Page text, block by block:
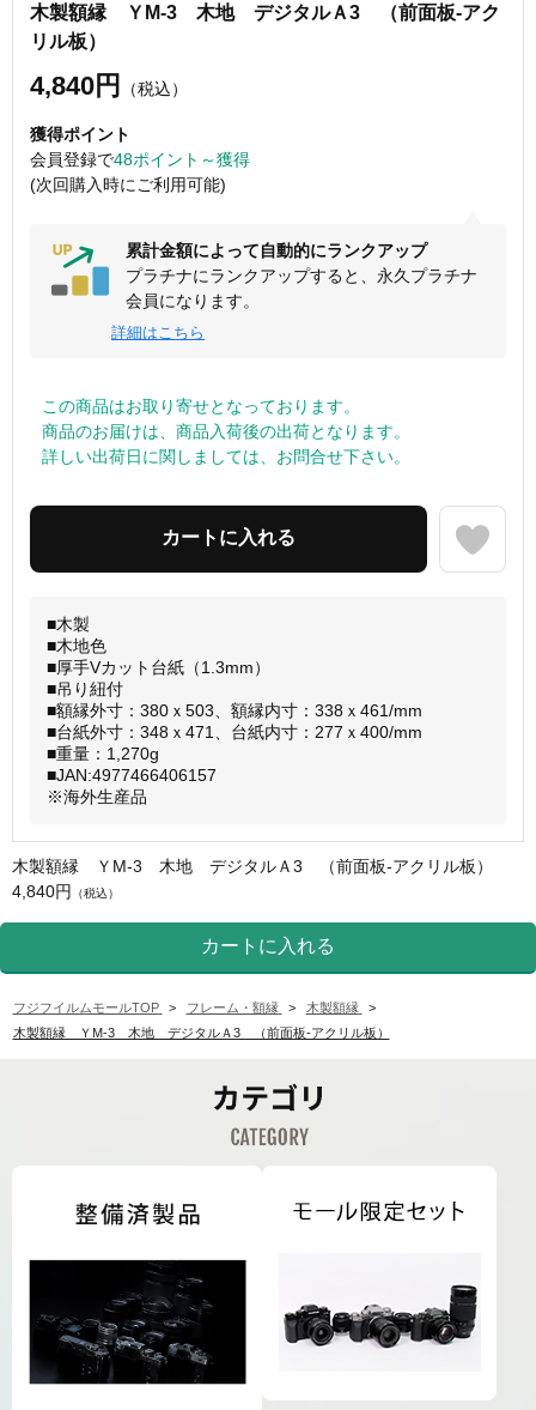
木製額縁 ＹM-3 木地 デジタルＡ3 （前面板-アク
リル板）
4,840円 （税込）
獲得ポイント
会員登録で48ポイント～獲得
(次回購入時にご利用可能)
累計金額によって自動的にランクアップ
プラチナにランクアップすると、永久プラチナ
会員になります。
詳細はこちら
この商品はお取り寄せとなっております。
商品のお届けは、商品入荷後の出荷となります。
詳しい出荷日に関しましては、お問合せ下さい。
■木製
■木地色
■厚手Vカット台紙（1.3mm）
■吊り紐付
■額縁外寸：380ｘ503、額縁内寸：338ｘ461/mm
■台紙外寸：348ｘ471、台紙内寸：277ｘ400/mm
■重量：1,270g
■JAN:4977466406157
※海外生産品
木製額縁 ＹM-3 木地 デジタルＡ3 （前面板-アクリル板）
4,840円
（税込）
フジフイルムモールTOP > フレーム・額縁 > 木製額縁
>
木製額縁 ＹM-3 木地 デジタルＡ3 （前面板-アクリル板）